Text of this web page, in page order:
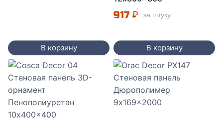
В корзину
917 ₽ за штуку
В корзину